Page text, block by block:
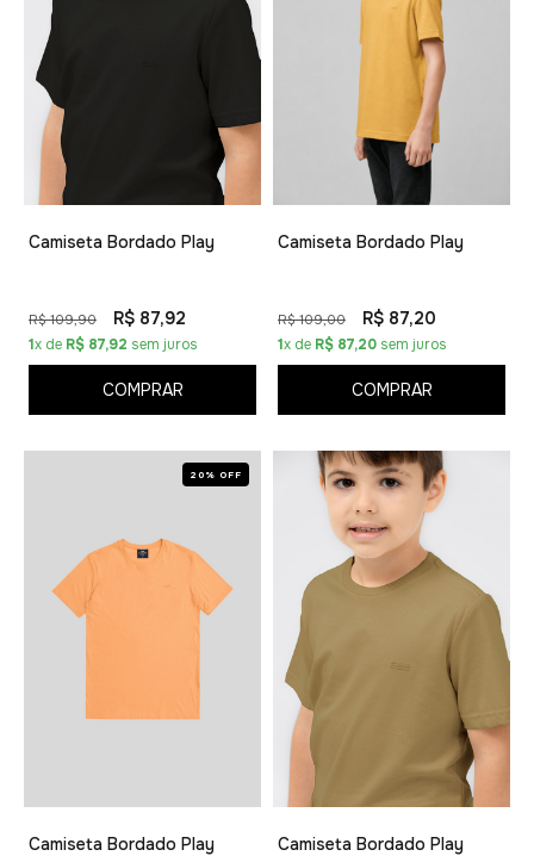
Camiseta Bordado Play
R$ 109,90 R$ 87,92
1x de R$ 87,92 sem juros
COMPRAR
Camiseta Bordado Play
R$ 109,00 R$ 87,20
1x de R$ 87,20 sem juros
COMPRAR
20% OFF
Camiseta Bordado Play Camiseta Bordado Play